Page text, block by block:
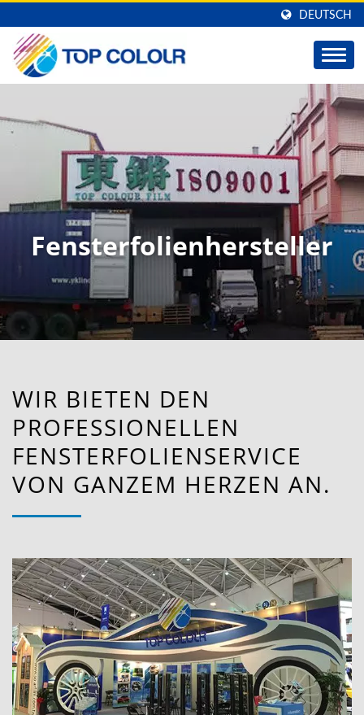
DEUTSCH
Fensterfolienhersteller
WIR BIETEN DEN
PROFESSIONELLEN
FENSTERFOLIENSERVICE
VON GANZEM HERZEN AN.